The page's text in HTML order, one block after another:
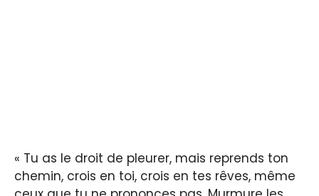
« Tu as le droit de pleurer, mais reprends ton
chemin, crois en toi, crois en tes rêves, même